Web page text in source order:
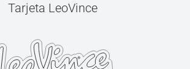
Tarjeta LeoVince